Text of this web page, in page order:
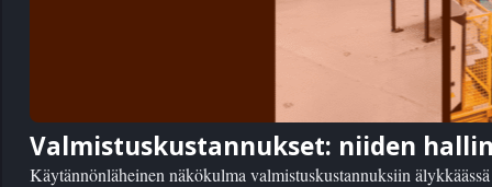
Valmistuskustannukset: niiden
Käytännönläheinen näkökulma valmistuskustannuksiin